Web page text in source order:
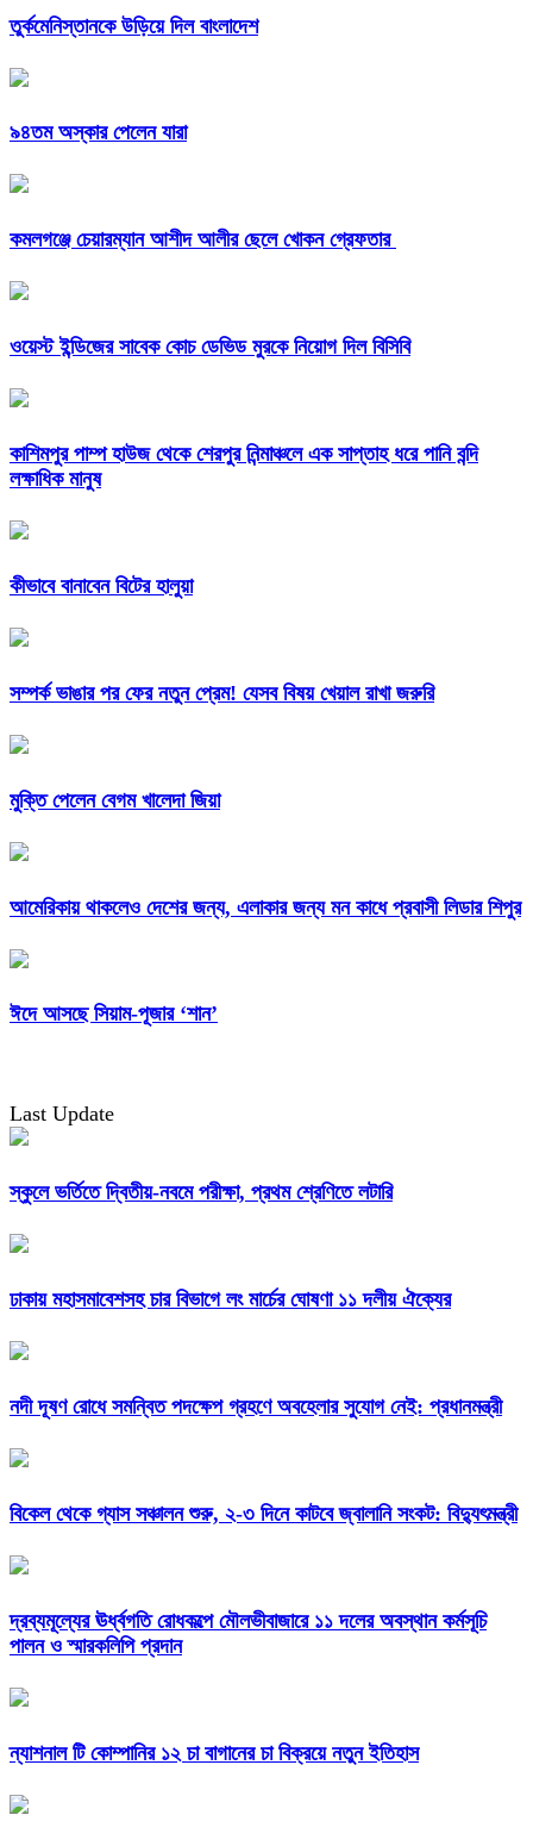
তুর্কমেনিস্তানকে উড়িয়ে দিল বাংলাদেশ
৯৪তম অস্কার পেলেন যারা
কমলগঞ্জে চেয়ারম্যান আশীদ আলীর ছেলে খোকন গ্রেফতার
ওয়েস্ট ইন্ডিজের সাবেক কোচ ডেভিড মুরকে নিয়োগ দিল বিসিবি
কাশিমপুর পাম্প হাউজ থেকে শেরপুর নিন্মাঞ্চলে এক সাপ্তাহ ধরে পানি বন্দি
লক্ষাধিক মানুষ
কীভাবে বানাবেন বিটের হালুয়া
সম্পর্ক ভাঙার পর ফের নতুন প্রেম! যেসব বিষয় খেয়াল রাখা জরুরি
মুক্তি পেলেন বেগম খালেদা জিয়া
আমেরিকায় থাকলেও দেশের জন্য, এলাকার জন্য মন কাধে প্রবাসী লিডার শিপুর
ঈদে আসছে সিয়াম-পূজার ‘শান’
Last Update
স্কুলে ভর্তিতে দ্বিতীয়-নবমে পরীক্ষা, প্রথম শ্রেণিতে লটারি
ঢাকায় মহাসমাবেশসহ চার বিভাগে লং মার্চের ঘোষণা ১১ দলীয় ঐক্যের
নদী দূষণ রোধে সমন্বিত পদক্ষেপ গ্রহণে অবহেলার সুযোগ নেই: প্রধানমন্ত্রী
বিকেল থেকে গ্যাস সঞ্চালন শুরু, ২-৩ দিনে কাটবে জ্বালানি সংকট: বিদ্যুৎমন্ত্রী
দ্রব্যমূল্যের ঊর্ধ্বগতি রোধকল্পে মৌলভীবাজারে ১১ দলের অবস্থান কর্মসূচি
পালন ও স্মারকলিপি প্রদান
ন্যাশনাল টি কোম্পানির ১২ চা বাগানের চা বিক্রয়ে নতুন ইতিহাস